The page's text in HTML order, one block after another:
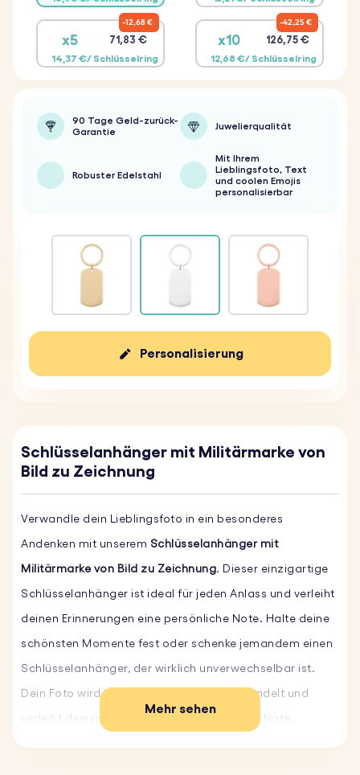
x5 71,83 €
14,37 €/ Schlüsselring
12,68 €
x10 126,75 €
12,68 €/ Schlüsselring
42,25 €
90 Tage Geld-zurück-
Garantie
Juwelierqualität
Robuster Edelstahl
Mit Ihrem
Lieblingsfoto, Text
und coolen Emojis
personalisierbar
Personalisierung
Schlüsselanhänger mit Militärmarke von
Bild zu Zeichnung
Verwandle dein Lieblingsfoto in ein besonderes
Andenken mit unserem Schlüsselanhänger mit
Militärmarke von Bild zu Zeichnung. Dieser einzigartige
Schlüsselanhänger ist ideal für jeden Anlass und verleiht
deinen Erinnerungen eine persönliche Note. Halte deine
schönsten Momente fest oder schenke jemandem einen
Schlüsselanhänger, der wirklich unverwechselbar ist.
Dein Foto wird in eine lustige Skizze verwandelt und
verleiht deinem Andenken eine einzigartige Note.
Mehr sehen